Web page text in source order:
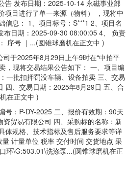
发布日期：2025-10-14 永磁事业部
项目进行了单一来源（物料） ，现将中
信息： 1、项目标号：S***1 2、项目名
布日期：2025-09-30 08:00:05 4、 负责
序号 ｜...(圆锥球磨机在正文中 )
于2025年8月29日上午9时在“中拍平
，现将交易结果公告如下： 一、项目编
一批扣押罚没车辆、设备拍卖 三、交易
四、交易日期：2025年8月29日 五、合
在正文中 )
：P-DY-2025 二、报价有效期：90天
贸易有限公司 四、采购标的名称：新
体规格、技术指标及售后服务要求等详
计量单位 税率 交付时间 交货地点 采
环\G:503.01\洗涤泵...(圆锥球磨机在正